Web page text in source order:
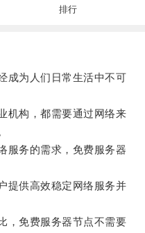
排行
为人们日常生活中不可
构，都需要通过网络来
务的需求，免费服务器
供高效稳定网络服务并
免费服务器节点不需要